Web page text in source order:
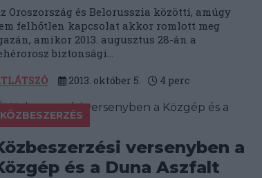
Oroszország és Belorusszia közötti, amúgy
felhőtlen kapcsolat akkor romlott meg
amikor 2013. augusztus 28-án a
biztonsági...
2013. október 5. 4 perc
KÖZBESZERZÉS
versenyben a
és a Duna Aszfalt